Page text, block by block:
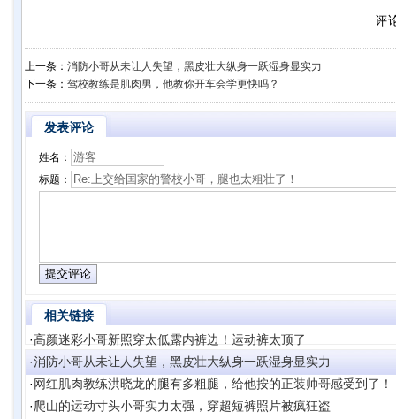
评
上一条： 消防小哥从未让人失望，黑皮壮大纵身一跃湿身显实力
下一条： 驾校教练是肌肉男，他教你开车会学更快吗？
发表评论
姓名：
标题：
相关链接
·高颜迷彩小哥新照穿太低露内裤边！运动裤太顶了
·消防小哥从未让人失望，黑皮壮大纵身一跃湿身显实力
·网红肌肉教练洪晓龙的腿有多粗腿，给他按的正装帅哥感受到了！
·爬山的运动寸头小哥实力太强，穿超短裤照片被疯狂盗